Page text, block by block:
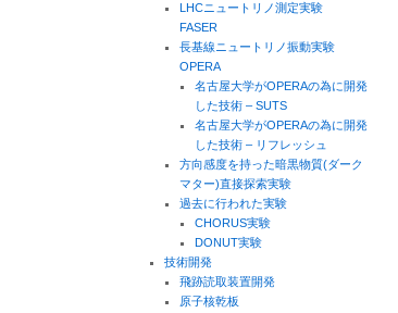
LHCニュートリノ測定実験
FASER
長基線ニュートリノ振動実験
OPERA
名古屋大学がOPERAの為に開発
した技術 – SUTS
名古屋大学がOPERAの為に開発
した技術 – リフレッシュ
方向感度を持った暗黒物質(ダーク
マター)直接探索実験
過去に行われた実験
CHORUS実験
DONUT実験
技術開発
飛跡読取装置開発
原子核乾板